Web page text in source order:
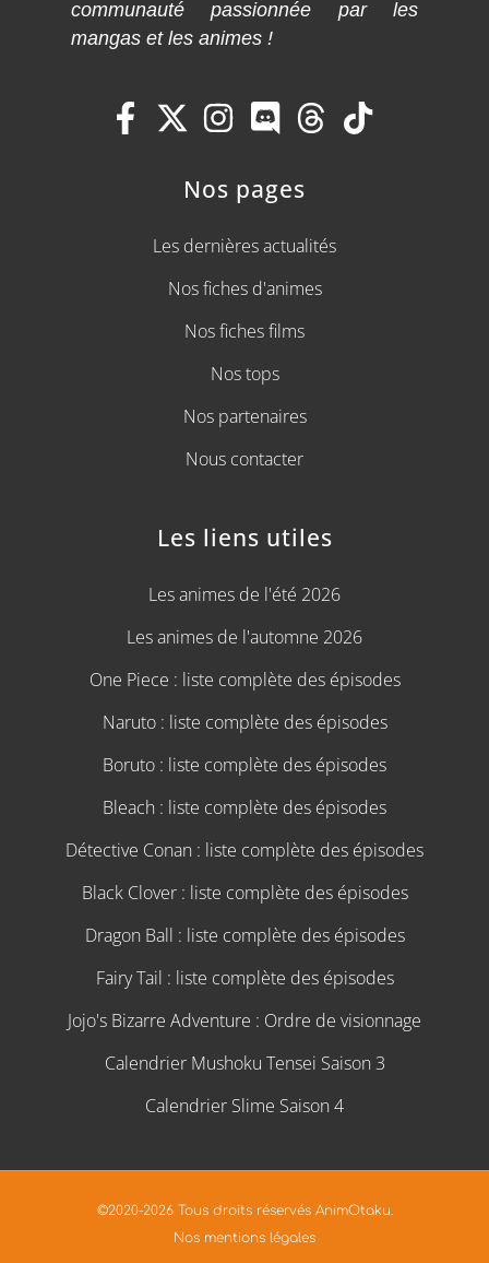
communauté passionnée par les
mangas et les animes !
Nos pages
Les dernières actualités
Nos fiches d'animes
Nos fiches films
Nos tops
Nos partenaires
Nous contacter
Les liens utiles
Les animes de l'été 2026
Les animes de l'automne 2026
One Piece : liste complète des épisodes
Naruto : liste complète des épisodes
Boruto : liste complète des épisodes
Bleach : liste complète des épisodes
Détective Conan : liste complète des épisodes
Black Clover : liste complète des épisodes
Dragon Ball : liste complète des épisodes
Fairy Tail : liste complète des épisodes
Jojo's Bizarre Adventure : Ordre de visionnage
Calendrier Mushoku Tensei Saison 3
Calendrier Slime Saison 4
©2020-2026 Tous droits réservés AnimOtaku.
Nos mentions légales